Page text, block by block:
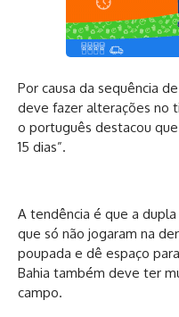
Por causa da sequência
deve fazer alterações no
o português destacou
15 dias”.
A tendência é que a dupla
que só não jogaram na
poupada e dê espaço
Bahia também deve ter
campo.